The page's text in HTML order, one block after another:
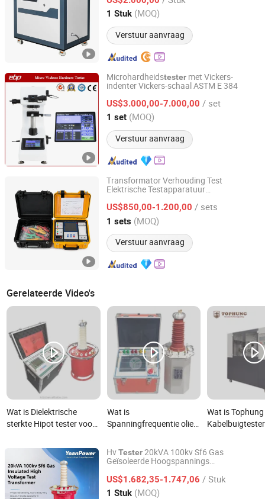
Opaciteit Tester
1 Stuk (MOQ)
Verstuur aanvraag
Hebei, China Sinds 2020
Microhardheidstester met Vickers-
indenter Vickers-schaal ASTM E 384
US$3.000,00-7.000,00 / set
1 set (MOQ)
Verstuur aanvraag
TAIZHOU EBPU PRECISION INSTRUMENTS CO., LTD.
Zhejiang, China Sinds 2020
Transformator Verhouding Test
Elektrische Testapparatuur
Meter TTRTesterVerhouding Test
Apparaat Fabrikant in China
US$850,00-1.200,00 / sets
1 sets (MOQ)
Verstuur aanvraag
Wuhan Huayi Electric Power Technology Co., Ltd.
Hubei, China Sinds 2024
Gerelateerde Video's
Wat is Dielektrische
sterkte Hipot tester voor
lengtes
hoogspanningskabels
Wat is
Spanningfrequentie olie
type gasgevulde
transformator hipot
Wat is
HvTester20kVA 100kv Sf6 Gas
Geïsoleerde Hoogspannings
300kv AC HipotTestervoor On-Site
Inbedrijfstelling Substation Kabel
US$1.682,35-1.747,06 / Stuk
1 Stuk (MOQ)
Hubei Yoan Electrical Equipment Manufacturing Co., Ltd
Hubei, China Sinds 2026